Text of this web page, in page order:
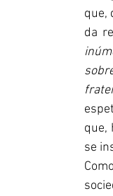
que,
da
que,
se